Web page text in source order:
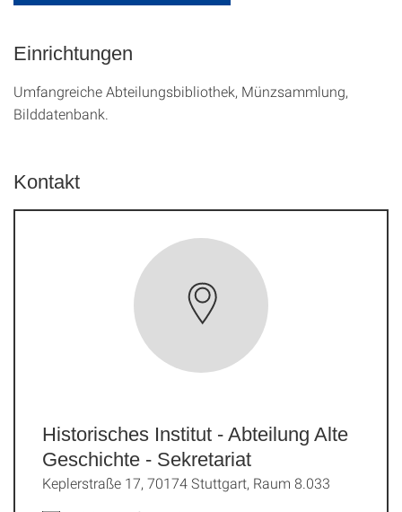
Einrichtungen
Umfangreiche Abteilungsbibliothek, Münzsammlung,
Bilddatenbank.
Kontakt
Historisches Institut - Abteilung Alte
Geschichte - Sekretariat
Keplerstraße 17, 70174 Stuttgart, Raum 8.033